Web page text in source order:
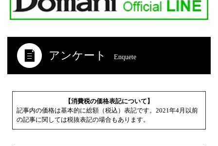
アンケート Enquete
【消費税の価格表記について】
記事内の価格は基本的に総額（税込）表記です。2021年4月以前
の記事に関しては税抜表記の場合もあります。